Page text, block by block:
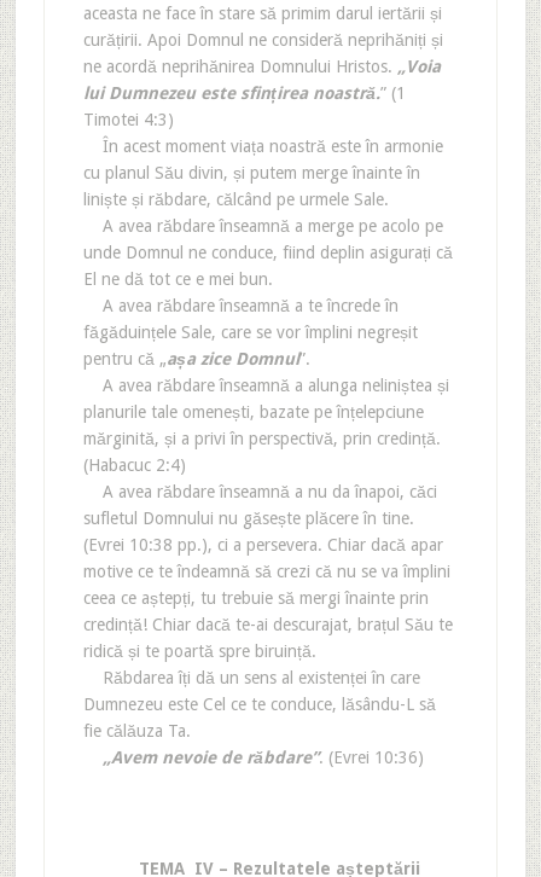
aceasta ne face în stare să primim darul iertării și
curățirii. Apoi Domnul ne consideră neprihăniți și
ne acordă neprihănirea Domnului Hristos. „Voia
lui Dumnezeu este sfințirea noastră.” (1
Timotei 4:3)
În acest moment viața noastră este în armonie
cu planul Său divin, și putem merge înainte în
liniște și răbdare, călcând pe urmele Sale.
A avea răbdare înseamnă a merge pe acolo pe
unde Domnul ne conduce, fiind deplin asigurați că
El ne dă tot ce e mei bun.
A avea răbdare înseamnă a te încrede în
făgăduințele Sale, care se vor împlini negreșit
pentru că „așa zice Domnul”.
A avea răbdare înseamnă a alunga neliniștea și
planurile tale omenești, bazate pe înțelepciune
mărginită, și a privi în perspectivă, prin credință.
(Habacuc 2:4)
A avea răbdare înseamnă a nu da înapoi, căci
sufletul Domnului nu găsește plăcere în tine.
(Evrei 10:38 pp.), ci a persevera. Chiar dacă apar
motive ce te îndeamnă să crezi că nu se va împlini
ceea ce aștepți, tu trebuie să mergi înainte prin
credință! Chiar dacă te-ai descurajat, brațul Său te
ridică și te poartă spre biruință.
Răbdarea îți dă un sens al existenței în care
Dumnezeu este Cel ce te conduce, lăsându-L să
fie călăuza Ta.
„Avem nevoie de răbdare”. (Evrei 10:36)
TEMA IV – Rezultatele așteptării